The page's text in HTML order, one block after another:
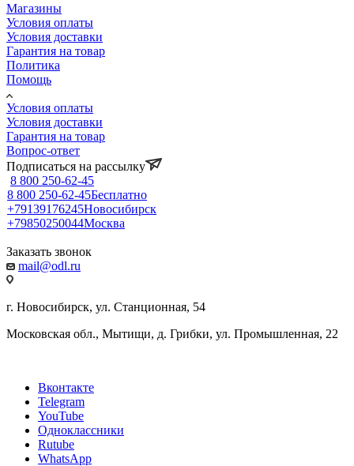
Магазины
Условия оплаты
Условия доставки
Гарантия на товар
Политика
Помощь
Условия оплаты
Условия доставки
Гарантия на товар
Вопрос-ответ
Подписаться на рассылку
8 800 250-62-45
8 800 250-62-45Бесплатно
+79139176245Новосибирск
+79850250044Москва
Заказать звонок
mail@odl.ru
г. Новосибирск, ул. Станционная, 54
Московская обл., Мытищи, д. Грибки, ул. Промышленная, 22
Вконтакте
Telegram
YouTube
Одноклассники
Rutube
WhatsApp